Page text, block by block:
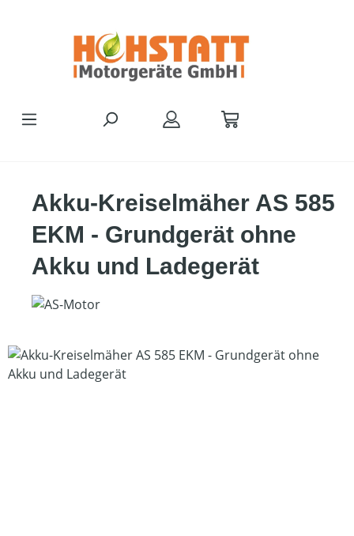
Akku-Kreiselmäher AS 585
EKM - Grundgerät ohne
Akku und Ladegerät
Bildergalerie überspringen